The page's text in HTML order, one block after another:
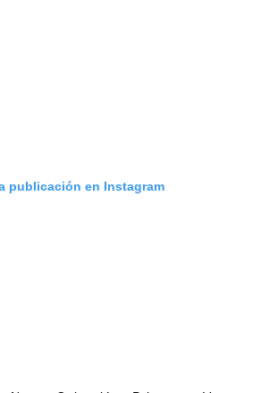
publicación en Instagram